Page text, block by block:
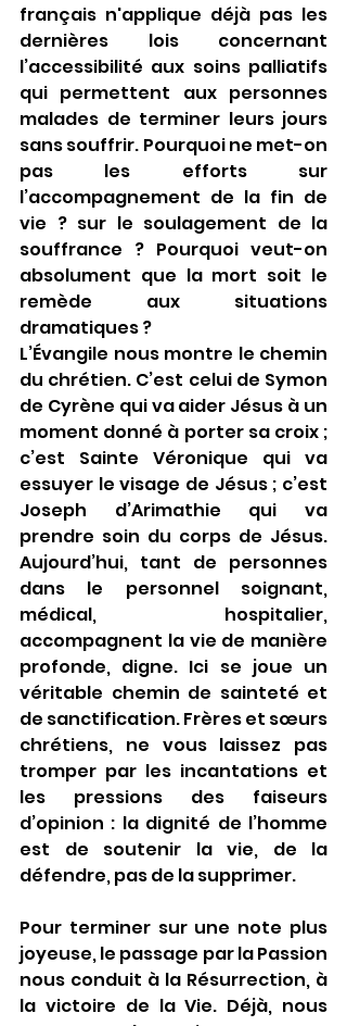
français n'applique déjà pas les
dernières lois concernant
l’accessibilité aux soins palliatifs
qui permettent aux personnes
malades de terminer leurs jours
sans souffrir. Pourquoi ne met-on
pas les efforts sur
l’accompagnement de la fin de
vie ? sur le soulagement de la
souffrance ? Pourquoi veut-on
absolument que la mort soit le
remède aux situations
dramatiques ?
L’Évangile nous montre le chemin
du chrétien. C’est celui de Symon
de Cyrène qui va aider Jésus à un
moment donné à porter sa croix ;
c’est Sainte Véronique qui va
essuyer le visage de Jésus ; c’est
Joseph d’Arimathie qui va
prendre soin du corps de Jésus.
Aujourd’hui, tant de personnes
dans le personnel soignant,
médical, hospitalier,
accompagnent la vie de manière
profonde, digne. Ici se joue un
véritable chemin de sainteté et
de sanctification. Frères et sœurs
chrétiens, ne vous laissez pas
tromper par les incantations et
les pressions des faiseurs
d’opinion : la dignité de l’homme
est de soutenir la vie, de la
défendre, pas de la supprimer.
Pour terminer sur une note plus
joyeuse, le passage par la Passion
nous conduit à la Résurrection, à
la victoire de la Vie. Déjà, nous